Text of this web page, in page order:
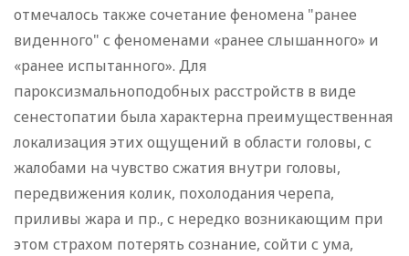
отмечалось также сочетание феномена "ранее
виденного" с феноменами «ранее слышанного» и
«ранее испытанного». Для
пароксизмальноподобных расстройств в виде
сенестопатии была характерна преимущественная
локализация этих ощущений в области головы, с
жалобами на чувство сжатия внутри головы,
передвижения колик, похолодания черепа,
приливы жара и пр., с нередко возникающим при
этом страхом потерять сознание, сойти с ума,